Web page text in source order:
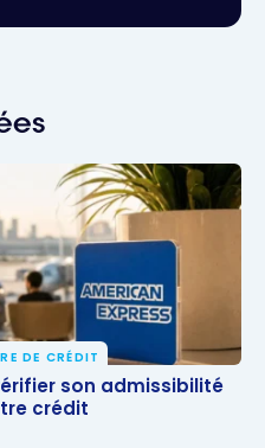
son admissibilité
crédit
DE CRÉDIT
son admissibilité
crédit